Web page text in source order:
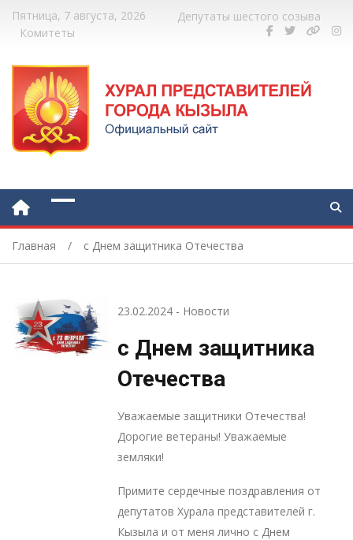
Пятница, 7 августа, 2026
Депутаты шестого созыва
Комитеты
Главная с Днем защитника Отечества
23.02.2024- Новости
с Днем защитника
Отечества
Уважаемые защитники Отечества!
Дорогие ветераны! Уважаемые
земляки!
Примите сердечные поздравления от
депутатов Хурала представителей г.
Кызыла и от меня лично с Днем